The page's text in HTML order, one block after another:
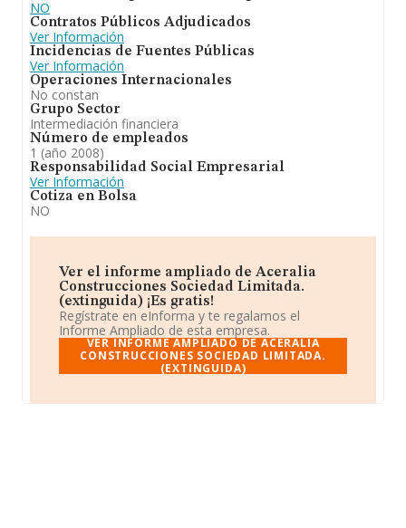
NO
Contratos Públicos Adjudicados
Ver Información
Incidencias de Fuentes Públicas
Ver Información
Operaciones Internacionales
No constan
Grupo Sector
Intermediación financiera
Número de empleados
1 (año 2008)
Responsabilidad Social Empresarial
Ver Información
Cotiza en Bolsa
NO
Ver el informe ampliado de Aceralia
Construcciones Sociedad Limitada.
(extinguida) ¡Es gratis!
Regístrate en eInforma y te regalamos el
Informe Ampliado de esta empresa.
VER INFORME AMPLIADO DE ACERALIA
CONSTRUCCIONES SOCIEDAD LIMITADA.
(EXTINGUIDA)